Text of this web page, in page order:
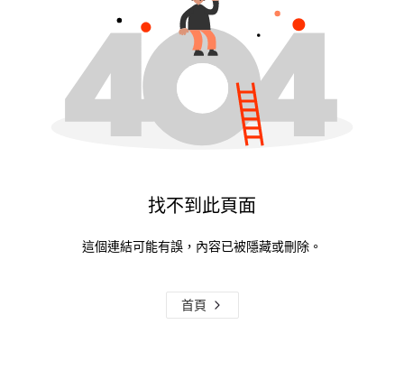
找不到此頁面
這個連結可能有誤，內容已被隱藏或刪除。
首頁